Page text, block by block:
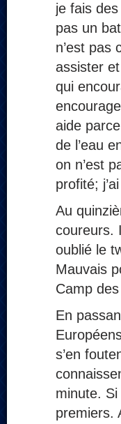
je fais
pas un
n’est pas
assister
qui
aide
de l’eau
on n’est
profité;
Au
coureurs.
oublié le
Mauvais
Camp
En
s’en
minute.
premiers.